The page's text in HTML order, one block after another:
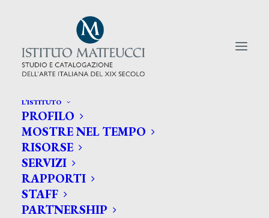
L’ISTITUTO
PROFILO
MOSTRE NEL TEMPO
RISORSE
SERVIZI
RAPPORTI
STAFF
PARTNERSHIP
CERCA TRA GLI ARTISTI:
Search
for: